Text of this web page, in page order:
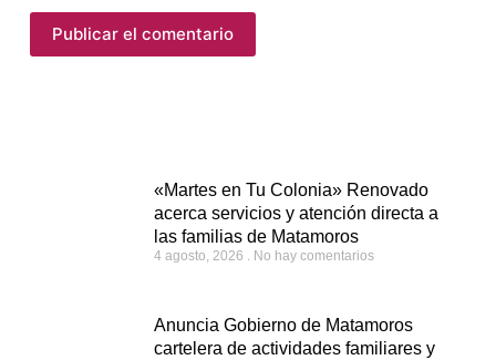
Publicar el comentario
«Martes en Tu Colonia» Renovado
acerca servicios y atención directa a
las familias de Matamoros
4 agosto, 2026 No hay comentarios
Anuncia Gobierno de Matamoros
cartelera de actividades familiares y